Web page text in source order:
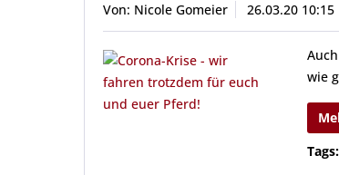
Von: Nicole Gomeier 26.03.20 10:15
wie
Tags: